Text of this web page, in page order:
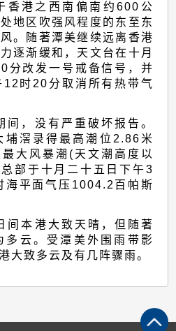
香港之西南偏南约600公
地区吹强风程度的东至东
。随著潭美继续远离香港
逐渐缓和，天文台在十月
分改发一号戒备信号，并
时20分取消所有热带气
间，没有严重破坏报告。
埔滘录得最高潮位2.86米
大风暴潮(天文潮高度以
部于十月二十五日下午3
海平面气压1004.2百帕斯
间本港大致天晴，但随著
多云。受潭美外围雨带影
大致多云及有几阵骤雨。